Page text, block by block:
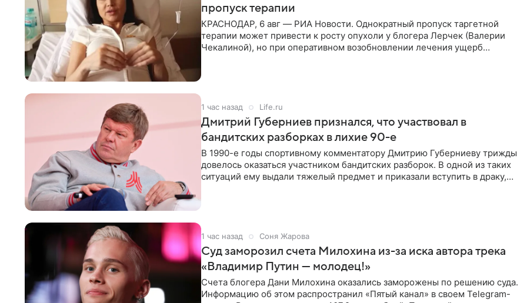
пропуск терапии
КРАСНОДАР, 6 авг — РИА Новости. Однократный пропуск таргетной
терапии может привести к росту опухоли у блогера Лерчек (Валерии
Чекалиной), но при оперативном возобновлении лечения ущерб
1 час назад Life.ru
Дмитрий Губерниев признался, что участвовал в
бандитских разборках в лихие 90-е
В 1990-е годы спортивному комментатору Дмитрию Губерниеву трижды
довелось оказаться участником бандитских разборок. В одной из таких
ситуаций ему выдали тяжелый предмет и приказали вступить в драку,
1 час назад Соня Жарова
Суд заморозил счета Милохина из-за иска автора трека
«Владимир Путин — молодец!»
Счета блогера Дани Милохина оказались заморожены по решению суда.
Информацию об этом распространил «Пятый канал» в своем Telegram-